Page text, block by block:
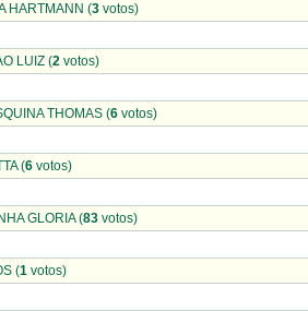
HARTMANN (3 votos)
LUIZ (2 votos)
THOMAS (6 votos)
(6 votos)
GLORIA (83 votos)
(1 votos)